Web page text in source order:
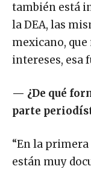
también está
la DEA, las
mexicano,
intereses, esa
— ¿De qué
parte
“En la
están muy